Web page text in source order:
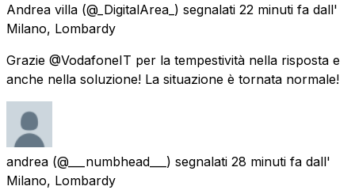
Andrea villa (@_DigitalArea_) segnalati 22 minuti fa dall'
Milano, Lombardy
Grazie @VodafoneIT per la tempestività nella risposta e
anche nella soluzione! La situazione è tornata normale!
andrea (@___numbhead___) segnalati 28 minuti fa dall'
Milano, Lombardy